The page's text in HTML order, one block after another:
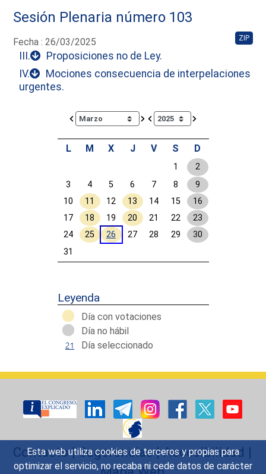
Esta web utiliza cookies de terceros y propias para
optimizar el servicio, no recaba ni cede datos de carácter
Sesión Plenaria número 103
Fecha : 26/03/2025 ZIP
III.
Proposiciones no de Ley.
IV.
Mociones consecuencia de interpelaciones
urgentes.
Calendar io de actividades. Doce Legislatura
L M X J V S D
1
2
3
4 5 6 7 8
9
10
11 12 13 14 15
16
17
18 19 20 21 22
23
24
25 26 27 28 29
30
31
Leyenda
Día con votaciones
Día no hábil
Día seleccionado
Contacto|Sugerencias|Accesibilidad |